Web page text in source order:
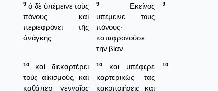
9 ὁ δὲ ὑπέμεινε τοὺς
πόνους καὶ
περιεφρόνει τῆς
ἀνάγκης
9
Εκείνος
υπέμεινε τους
πόνους·
καταφρονούσε
την βίαν
9
10
καὶ διεκαρτέρει
τοὺς αἰκισμούς, καὶ
καθάπερ γενναῖος
10
και υπέφερε
καρτερικώς τας
κακοποιήσεις και
10